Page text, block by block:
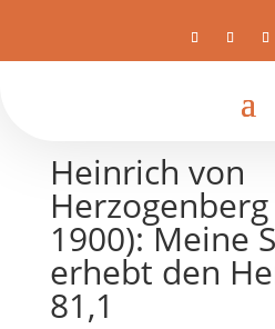
Heinrich von
1900): Meine
erhebt den
81,1